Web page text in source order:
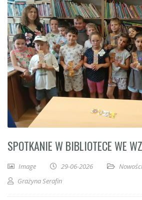
SPOTKANIE W BIBLIOTECE WE
Image 29-06-2026
Nowości
Grażyna Serafin